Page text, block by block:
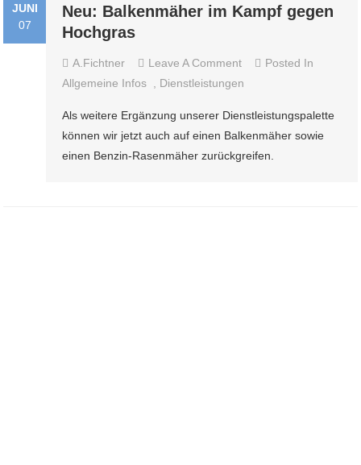
JUNI
07
Neu: Balkenmäher im Kampf gegen
Hochgras
A.fichtner Leave A CommentOn
Neu:
Im
Kampf
Gegen
Posted In
Allgemeine Infos
Dienstleistungen
Als weitere Ergänzung unserer Dienstleistungspalette
können wir jetzt auch auf einen Balkenmäher sowie
einen Benzin-Rasenmäher zurückgreifen.